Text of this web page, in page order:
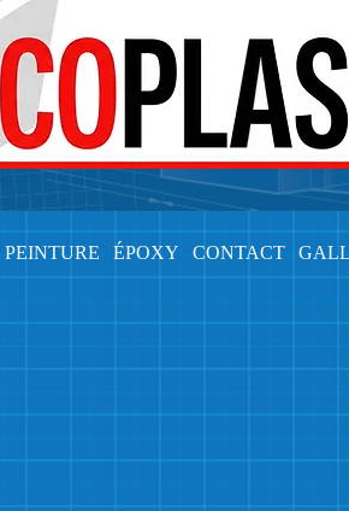
PEINTURE ÉPOXY CONTACT